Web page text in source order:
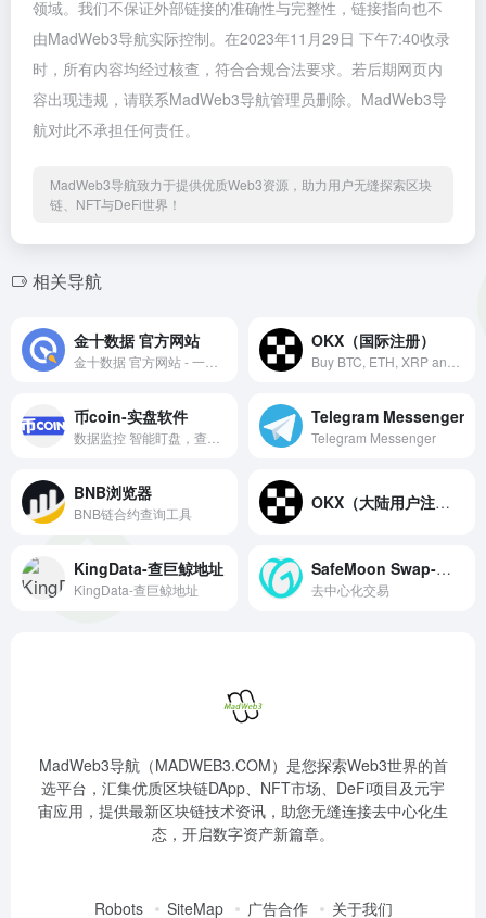
领域。我们不保证外部链接的准确性与完整性，链接指向也不
由MadWeb3导航实际控制。在2023年11月29日 下午7:40收录
时，所有内容均经过核查，符合合规合法要求。若后期网页内
容出现违规，请联系MadWeb3导航管理员删除。MadWeb3导
航对此不承担任何责任。
MadWeb3导航致力于提供优质Web3资源，助力用户无缝探索区块
链、NFT与DeFi世界！
相关导航
金十数据 官方网站 OKX（国际注册）
币coin-实盘软件 Telegram Messenger
Telegram Messenger
BNB浏览器
BNB链合约查询工具
OKX（大陆用户注册）
KingData-查巨鲸地址
KingData-查巨鲸地址
SafeMoon Swap-去中心化交易
去中心化交易
MadWeb3导航（MADWEB3.COM）是您探索Web3世界的首
选平台，汇集优质区块链DApp、NFT市场、DeFi项目及元宇
宙应用，提供最新区块链技术资讯，助您无缝连接去中心化生
态，开启数字资产新篇章。
Robots SiteMap 广告合作 关于我们